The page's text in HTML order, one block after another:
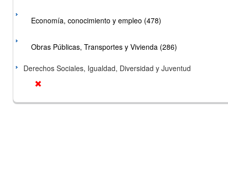
Economía, conocimiento y empleo (478)
Obras Públicas, Transportes y Vivienda (286)
Derechos Sociales, Igualdad, Diversidad y Juventud